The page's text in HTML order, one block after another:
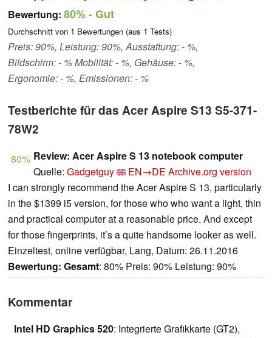
Bewertung: 80%- Gut
Durchschnitt von 1 Bewertungen (aus 1 Tests)
Preis: 90%, Leistung: 90%, Ausstattung: - %,
Bildschirm: - % Mobilität: - %, Gehäuse: - %,
Ergonomie: - %, Emissionen: - %
Testberichte für das Acer Aspire S13 S5-371-
78W2
80% Review: Acer Aspire S 13 notebook computer
Quelle: Gadgetguy EN→DE Archive.org version
I can strongly recommend the Acer Aspire S 13, particularly
in the $1399 i5 version, for those who who want a light, thin
and practical computer at a reasonable price. And except
for those fingerprints, it’s a quite handsome looker as well.
Einzeltest, online verfügbar, Lang, Datum: 26.11.2016
Bewertung: Gesamt: 80% Preis: 90% Leistung: 90%
Kommentar
Intel HD Graphics 520: Integrierte Grafikkarte (GT2),